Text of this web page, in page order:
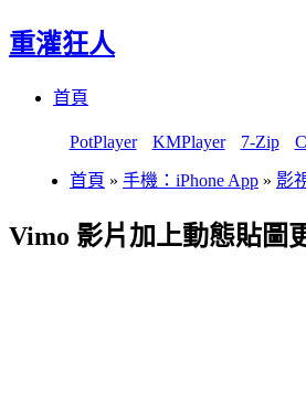
重灌狂人
首頁
PotPlayer KMPlayer 7-Zip
首頁 » 手機：iPhone App » 影
Vimo 影片加上動態貼圖